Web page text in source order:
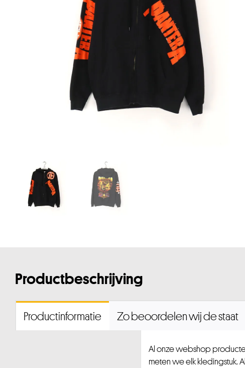
Productbeschrijving
Productinformatie Zo beoordelen wij de staat
Al onze webshop
meten we elk kledingstuk.